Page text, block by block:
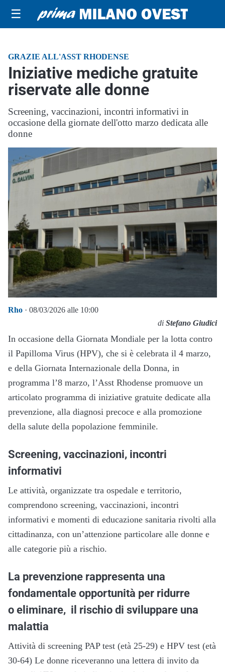
☰
GRAZIE ALL'ASST RHODENSE
Iniziative mediche gratuite
riservate alle donne
Screening, vaccinazioni, incontri informativi in
occasione della giornate dell'otto marzo dedicata alle
donne
Rho · 08/03/2026 alle 10:00
di Stefano Giudici
In occasione della Giornata Mondiale per la lotta contro
il Papilloma Virus (HPV), che si è celebrata il 4 marzo,
e della Giornata Internazionale della Donna, in
programma l’8 marzo, l’Asst Rhodense promuove un
articolato programma di iniziative gratuite dedicate alla
prevenzione, alla diagnosi precoce e alla promozione
della salute della popolazione femminile.
Screening, vaccinazioni, incontri
informativi
Le attività, organizzate tra ospedale e territorio,
comprendono screening, vaccinazioni, incontri
informativi e momenti di educazione sanitaria rivolti alla
cittadinanza, con un’attenzione particolare alle donne e
alle categorie più a rischio.
La prevenzione rappresenta una
fondamentale opportunità per ridurre
o eliminare, il rischio di sviluppare una
malattia
Attività di screening PAP test (età 25-29) e HPV test (età
30-64) Le donne riceveranno una lettera di invito da